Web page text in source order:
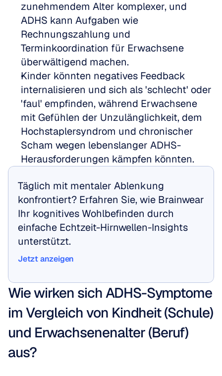
zunehmendem Alter komplexer, und
ADHS kann Aufgaben wie
Rechnungszahlung und
Terminkoordination für Erwachsene
überwältigend machen.
Kinder könnten negatives Feedback
internalisieren und sich als 'schlecht' oder
'faul' empfinden, während Erwachsene
mit Gefühlen der Unzulänglichkeit, dem
Hochstaplersyndrom und chronischer
Scham wegen lebenslanger ADHS-
Herausforderungen kämpfen könnten.
Täglich mit mentaler Ablenkung
konfrontiert? Erfahren Sie, wie Brainwear
Ihr kognitives Wohlbefinden durch
einfache Echtzeit-Hirnwellen-Insights
unterstützt.
Jetzt anzeigen
Wie wirken sich ADHS-Symptome
im Vergleich von Kindheit (Schule)
und Erwachsenenalter (Beruf)
aus?